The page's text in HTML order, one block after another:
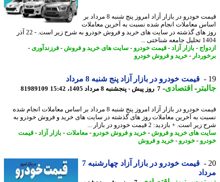
قیمت خودرو در بازار آزاد امروز پنج شنبه 8 مرداد بر
معاملات انجام شده نسبت به آخرین معاملات
روز های گذشته در سایت های خرید و فروش خودرو به شرح زیر است. - 22 آذر
شناختی ...
-بازار آزاد - قیمت خودرو-سایت های خرید و فروش -فرزندآوری -
-خرید و فروش خودرو
قیمت خودرو در بازار آزاد پنج شنبه 8 مرداد
-اقتصادی-7 روز پیش - پنجشنبه 8 مرداد 1405، 15:42 81989109
قیمت خودرو در بازار آزاد امروز پنج شنبه 8 مرداد بر اساس معاملات انجام شده
به آخرین معاملات روز های گذشته در سایت های خرید و فروش خودرو به
است. + بازدید: 2 قیمت خودرو در بازار ...
های خرید و فروش -خرید و فروش خودرو-معاملات-بازار آزاد - قیمت
-خودرو-خرید و فروش
قیمت خودرو در بازار آزاد چهارشنبه 7